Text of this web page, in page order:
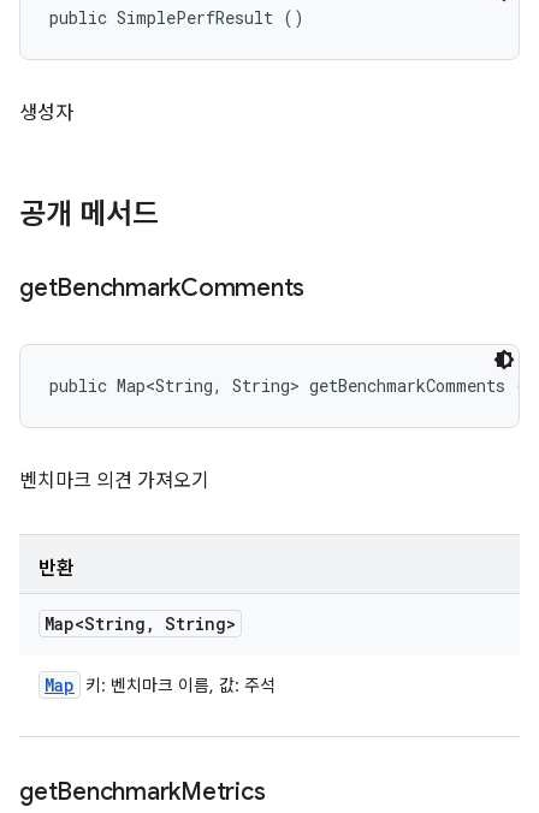
public SimplePerfResult ()
생성자
공개 메서드
getBenchmarkComments
public Map<String, String> getBenchmarkComments ()
벤치마크 의견 가져오기
반환
Map<String , String>
Map 키: 벤치마크 이름, 값: 주석
getBenchmarkMetrics